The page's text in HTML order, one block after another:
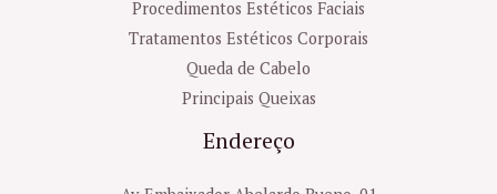
Procedimentos Estéticos Faciais
Tratamentos Estéticos Corporais
Queda de Cabelo
Principais Queixas
Endereço